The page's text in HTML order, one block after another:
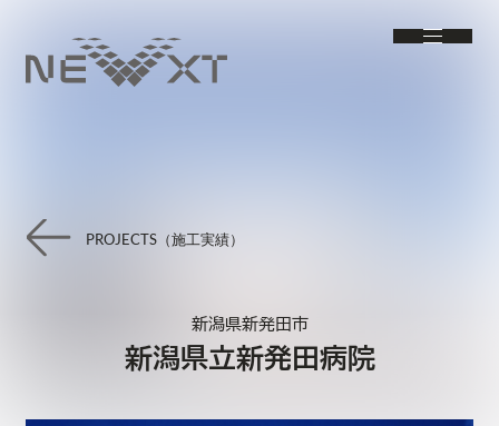
新潟県新発田市
新潟県立新発田病院
PROJECTS（施工実績）